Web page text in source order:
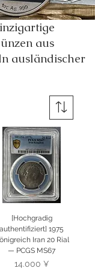
aus
ausländischer
[Hochgradig
authentifiziert] 1975
Iran 20 Rial
— PCGS MS67
Preis
14.000 ¥